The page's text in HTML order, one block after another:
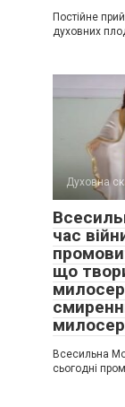
Постійне
духовних
Духовна
час
що
Всесильна
сьогодні